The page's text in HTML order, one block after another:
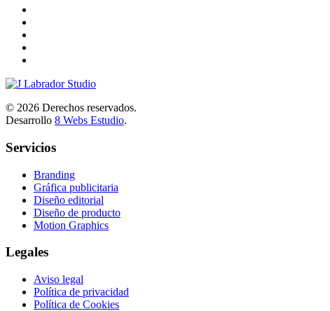
© 2026 Derechos reservados.
Desarrollo 8 Webs Estudio.
Servicios
Branding
Gráfica publicitaria
Diseño editorial
Diseño de producto
Motion Graphics
Legales
Aviso legal
Política de privacidad
Política de Cookies